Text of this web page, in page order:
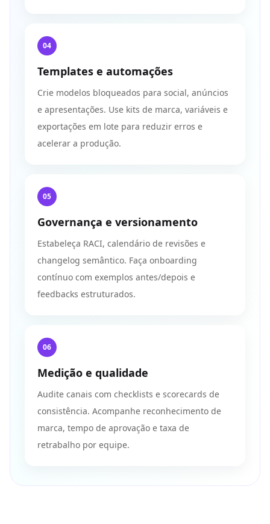
04
Templates e automações
Crie modelos bloqueados para social, anúncios
e apresentações. Use kits de marca, variáveis e
exportações em lote para reduzir erros e
acelerar a produção.
05
Governança e versionamento
Estabeleça RACI, calendário de revisões e
changelog semântico. Faça onboarding
contínuo com exemplos antes/depois e
feedbacks estruturados.
06
Medição e qualidade
Audite canais com checklists e scorecards de
consistência. Acompanhe reconhecimento de
marca, tempo de aprovação e taxa de
retrabalho por equipe.